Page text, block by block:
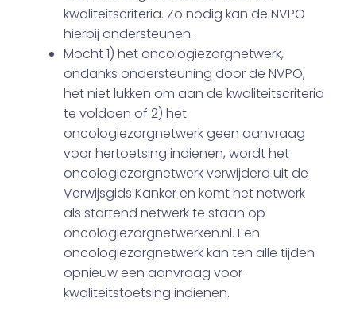
kwaliteitscriteria. Zo nodig kan de NVPO
hierbij ondersteunen.
Mocht 1) het oncologiezorgnetwerk,
ondanks ondersteuning door de NVPO,
het niet lukken om aan de kwaliteitscriteria
te voldoen of 2) het
oncologiezorgnetwerk geen aanvraag
voor hertoetsing indienen, wordt het
oncologiezorgnetwerk verwijderd uit de
Verwijsgids Kanker en komt het netwerk
als startend netwerk te staan op
oncologiezorgnetwerken.nl. Een
oncologiezorgnetwerk kan ten alle tijden
opnieuw een aanvraag voor
kwaliteitstoetsing indienen.